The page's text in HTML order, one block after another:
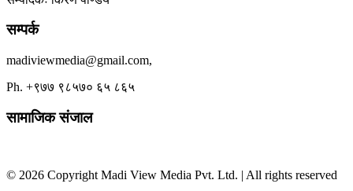
सम्पर्क
madiviewmedia@gmail.com,
Ph. +९७७ ९८५७० ६५ ८६५
सामाजिक संजाल
© 2026 Copyright Madi View Media Pvt. Ltd. | All rights reserved